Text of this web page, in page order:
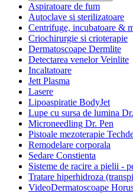
Aspiratoare de fum
Autoclave si sterilizatoare
Centrifuge, incubatoare &
Criochirurgie si crioterapie
Dermatoscoape Dermlite
Detectarea venelor Veinlite
Incaltatoare
Jett Plasma
Lasere
Lipoaspiratie BodyJet
Lupe cu sursa de lumina
Microneedling Dr. Pen
Pistoale mezoterapie
Remodelare corporala
Sedare Constienta
Sisteme de racire a pielii -
Tratare hiperhidroza
VideoDermatoscoape